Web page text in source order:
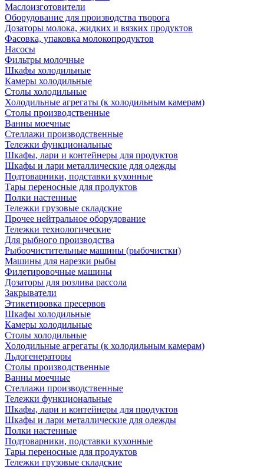
Маслоизготовители
Оборудование для производства творога
Дозаторы молока, жидких и вязких продуктов
Фасовка, упаковка молокопродуктов
Насосы
Фильтры молочные
Шкафы холодильные
Камеры холодильные
Столы холодильные
Холодильные агрегаты (к холодильным камерам)
Столы производственные
Ванны моечные
Стеллажи производственные
Тележки функциональные
Шкафы, лари и контейнеры для продуктов
Шкафы и лари металлические для одежды
Подтоварники, подставки кухонные
Тары переносные для продуктов
Полки настенные
Тележки грузовые складские
Прочее нейтральное оборудование
Тележки технологические
Для рыбного производства
Рыбоочистительные машины (рыбочистки)
Машины для нарезки рыбы
Филетировочные машины
Дозаторы для розлива рассола
Закрыватели
Этикетировка пресервов
Шкафы холодильные
Камеры холодильные
Столы холодильные
Холодильные агрегаты (к холодильным камерам)
Льдогенераторы
Столы производственные
Ванны моечные
Стеллажи производственные
Тележки функциональные
Шкафы, лари и контейнеры для продуктов
Шкафы и лари металлические для одежды
Полки настенные
Подтоварники, подставки кухонные
Тары переносные для продуктов
Тележки грузовые складские